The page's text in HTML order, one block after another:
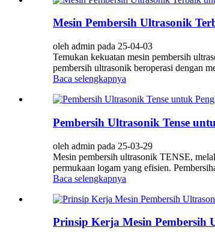
Mesin Pembersih Ultrasonik
oleh admin pada 25-04-03
Temukan kekuatan mesin pembersih
pembersih ultrasonik beroperasi dengan
Baca selengkapnya
Pembersih Ultrasonik Tense
oleh admin pada 25-03-29
Mesin pembersih ultrasonik TENSE,
permukaan logam yang efisien.
Baca selengkapnya
Prinsip Kerja Mesin Pembersih